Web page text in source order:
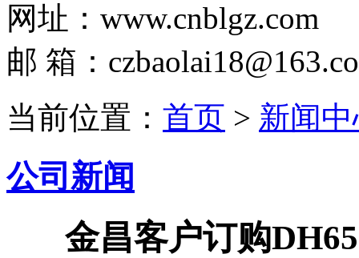
网址：www.cnblgz.com
邮 箱：
当前位置： 首页 > 新闻
公司新闻
金昌客户订购